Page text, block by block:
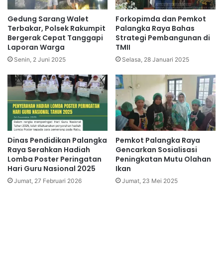
Gedung Sarang Walet
Terbakar, Polsek Rakumpit
Bergerak Cepat Tanggapi
Laporan Warga
Senin, 2 Juni 2025
Forkopimda dan Pemkot
Palangka Raya Bahas
Strategi Pembangunan di
TMII
Selasa, 28 Januari 2025
Dinas Pendidikan Palangka
Raya Serahkan Hadiah
Lomba Poster Peringatan
Hari Guru Nasional 2025
Jumat, 27 Februari 2026
Pemkot Palangka Raya
Gencarkan Sosialisasi
Peningkatan Mutu Olahan
Ikan
Jumat, 23 Mei 2025